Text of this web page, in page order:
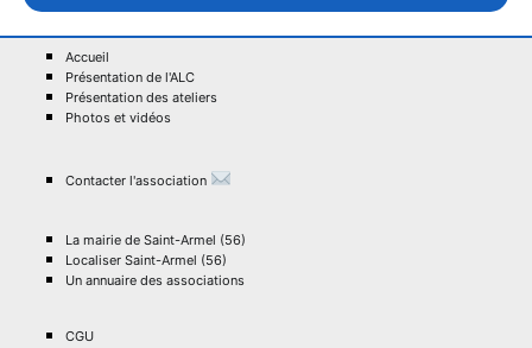
Accueil
Présentation de l'ALC
Présentation des ateliers
Photos et vidéos
Contacter l'association
La mairie de Saint-Armel (56)
Localiser Saint-Armel (56)
Un annuaire des associations
CGU